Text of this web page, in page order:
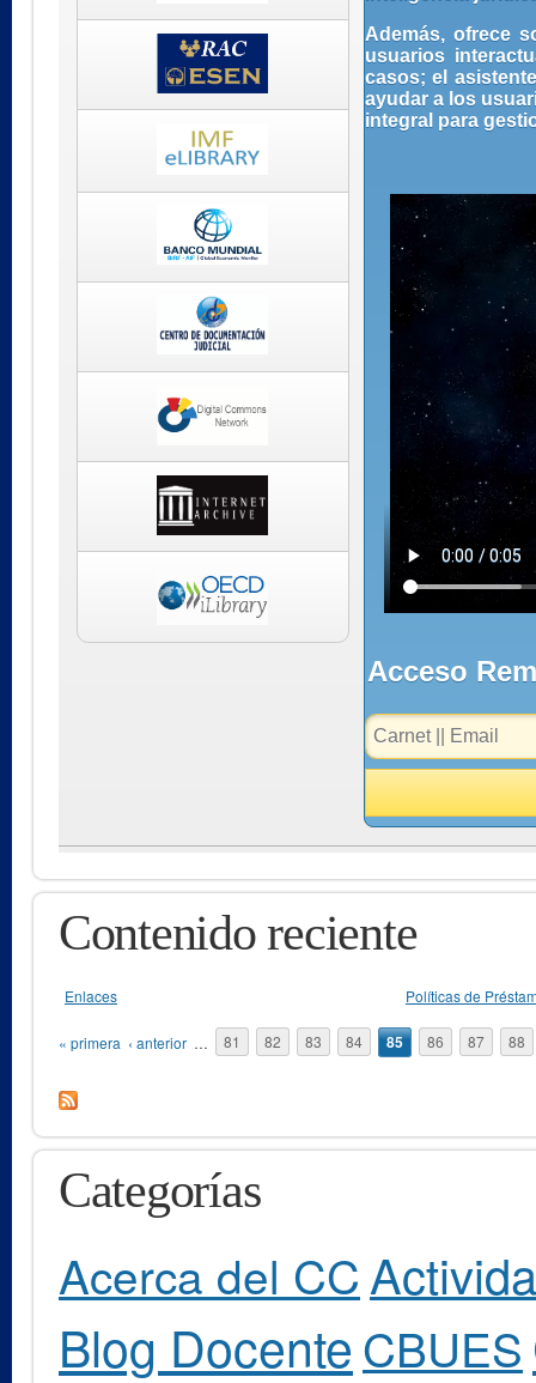
Contenido reciente
Enlaces Políticas de
Páginas
« primera ‹ anterior … 81 82 83 84 85 86 87 88
Categorías
Acerca del CC
Blog Docente CBUES